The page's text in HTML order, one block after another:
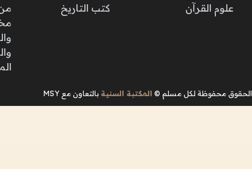
علوم القرآن
كتب التاريخ
الحقوق محفوظة لكل مسلم © المكتبة السنية بالتعاون مع MSY